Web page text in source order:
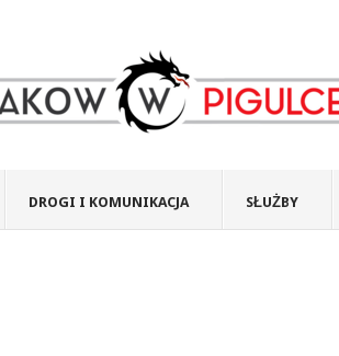
DROGI I KOMUNIKACJA SŁUŻBY